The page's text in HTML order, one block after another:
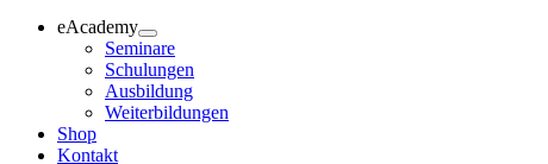
eAcademy
Seminare
Schulungen
Ausbildung
Weiterbildungen
Shop
Kontakt